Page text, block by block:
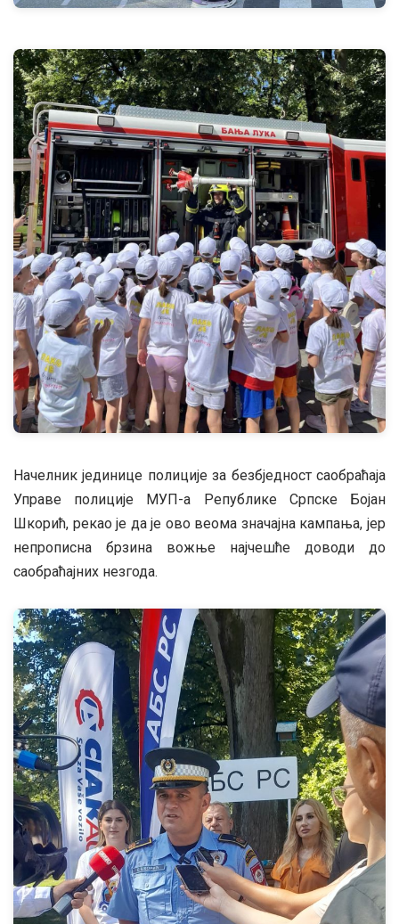
Начелник јединице полиције за безбједност саобраћаја
Управе полиције МУП-а Републике Српске Бојан
Шкорић, рекао је да је ово веома значајна кампања, јер
непрописна брзина вожње најчешће доводи до
саобраћајних незгода.